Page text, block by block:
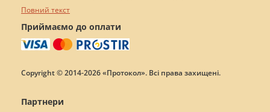
Повний текст
Приймаємо до оплати
Copyright © 2014-2026 «Протокол». Всі права захищені.
Партнери